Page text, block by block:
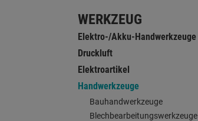
WERKZEUG
Elektro-/Akku-Handwerkzeuge
Druckluft
Elektroartikel
Handwerkzeuge
Bauhandwerkzeuge
Blechbearbeitungswerkzeuge